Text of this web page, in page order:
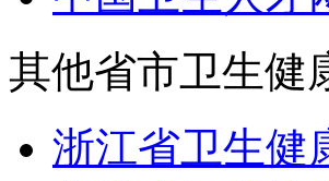
其他省市卫生健
浙江省卫生健